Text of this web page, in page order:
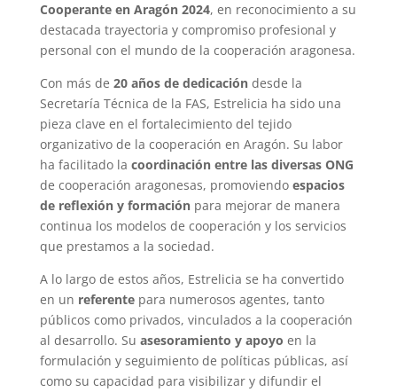
Cooperante en Aragón 2024, en reconocimiento a su
destacada trayectoria y compromiso profesional y
personal con el mundo de la cooperación aragonesa.
Con más de 20 años de dedicacióndesde la
Secretaría Técnica de la FAS, Estrelicia ha sido una
pieza clave en el fortalecimiento del tejido
organizativo de la cooperación en Aragón. Su labor
ha facilitado la coordinación entre las diversas ONG
de cooperación aragonesas, promoviendo espacios
de reflexión y formaciónpara mejorar de manera
continua los modelos de cooperación y los servicios
que prestamos a la sociedad.
A lo largo de estos años, Estrelicia se ha convertido
en un referentepara numerosos agentes, tanto
públicos como privados, vinculados a la cooperación
al desarrollo. Su asesoramiento y apoyo en la
formulación y seguimiento de políticas públicas, así
como su capacidad para visibilizar y difundir el